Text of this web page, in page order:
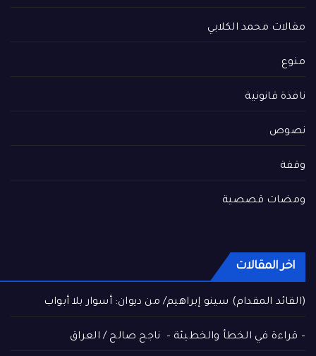
مقالات محمد الكلابي
منوع
نافذة قانونية
نصوص
وقفة
ومضات قصصية
اخر المقالات
(القائد المقدام) سينو إبراهيم/ من ديوان: أسوار بلا أبواب
– قراءة في الخطأ والخطيئة – ناجح صالح / العراق